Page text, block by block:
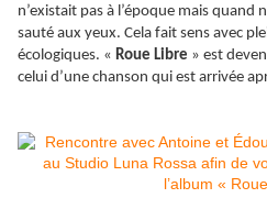
n’existait pas à l’époque mais quand
sauté aux yeux. Cela fait sens avec
écologiques. « Roue Libre » est
celui d’une chanson qui est arrivée